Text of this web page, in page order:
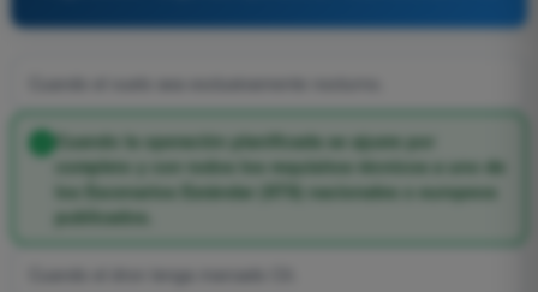
Cuando la operación planificada se ajuste por
completo y con todos los requisitos técnicos a uno de
los Escenarios Estándar (STS) nacionales o europeos
publicados.